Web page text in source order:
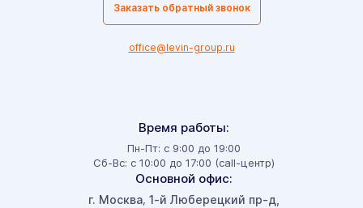
Время работы:
Пн-Пт: с 9:00 до 19:00
Сб-Вс: с 10:00 до 17:00 (call-центр)
Основной офис:
г. Москва, 1-й Люберецкий пр-д,
Заказать обратный звонок
office@levin-group.ru